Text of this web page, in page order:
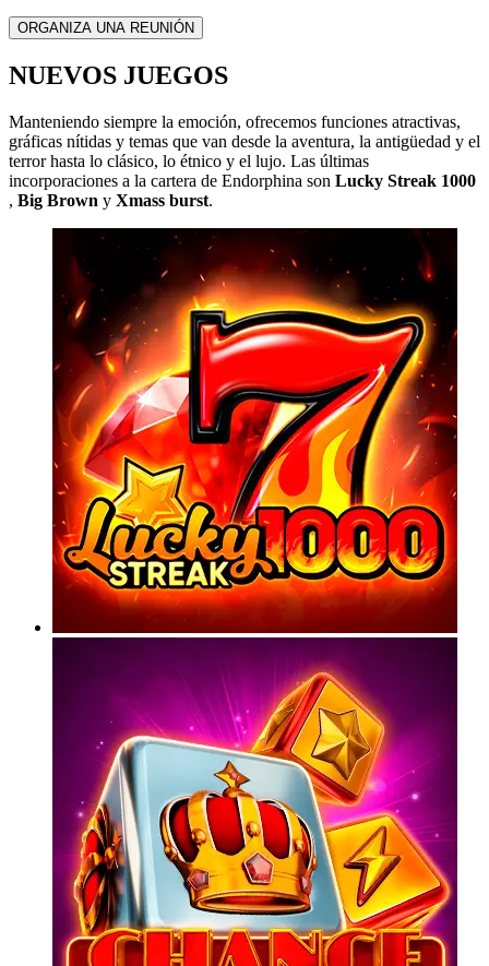
ORGANIZA UNA REUNIÓN
NUEVOS JUEGOS
Manteniendo siempre la emoción, ofrecemos funciones atractivas,
gráficas nítidas y temas que van desde la aventura, la antigüedad y el
terror hasta lo clásico, lo étnico y el lujo. Las últimas
incorporaciones a la cartera de Endorphina son Lucky Streak 1000
, Big Brown y Xmass burst.